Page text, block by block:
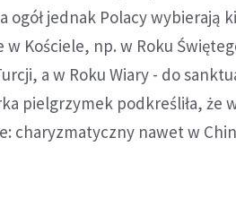
ogół jednak Polacy
w Kościele, np. w Roku
a w Roku Wiary - do
pielgrzymek podkreśliła, że
charyzmatyczny nawet w